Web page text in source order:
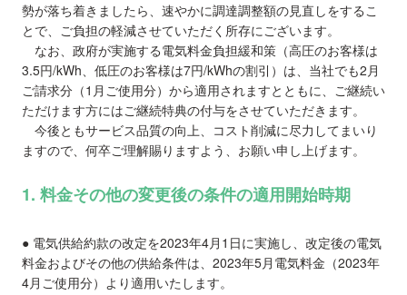
勢が落ち着きましたら、速やかに調達調整額の見直しをするこ
とで、ご負担の軽減させていただく所存にございます。
なお、政府が実施する電気料金負担緩和策（高圧のお客様は
3.5円/kWh、低圧のお客様は7円/kWhの割引）は、当社でも2月
ご請求分（1月ご使用分）から適用されますとともに、ご継続い
ただけます方にはご継続特典の付与をさせていただきます。
今後ともサービス品質の向上、コスト削減に尽力してまいり
ますので、何卒ご理解賜りますよう、お願い申し上げます。
1. 料金その他の変更後の条件の適用開始時期
● 電気供給約款の改定を2023年4月1日に実施し、改定後の電気
料金およびその他の供給条件は、2023年5月電気料金（2023年
4月ご使用分）より適用いたします。